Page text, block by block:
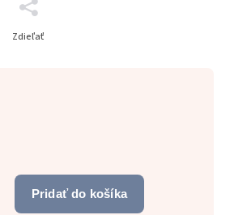
Pridať do košíka
Zdieľať